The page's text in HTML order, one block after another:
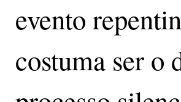
evento
costuma ser o